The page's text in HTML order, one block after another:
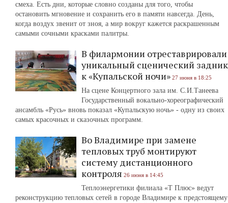
смеха. Есть дни, которые словно созданы для того, чтобы
остановить мгновение и сохранить его в памяти навсегда. День,
когда воздух звенит от зноя, а мир вокруг кажется раскрашенным
самыми сочными красками палитры.
В филармонии отреставрировали
уникальный сценический задник
к «Купальской ночи» 27 июня в 18:25
На сцене Концертного зала им. С.И.Танеева
Государственный вокально-хореографический
ансамбль «Русь» вновь показал «Купальскую ночь» - одну из своих
самых красочных и сказочных программ.
Во Владимире при замене
тепловых труб монтируют
систему дистанционного
контроля 26 июня в 14:45
Теплоэнергетики филиала «Т Плюс» ведут
реконструкцию тепловых сетей в городе Владимире к предстоящему